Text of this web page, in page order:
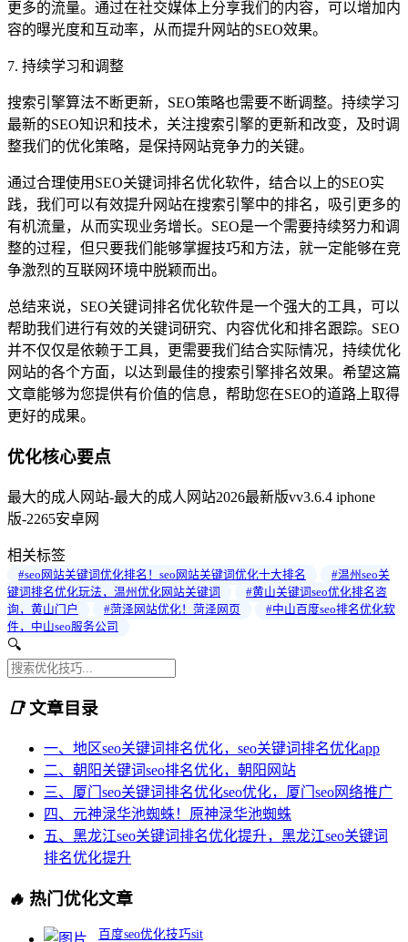
更多的流量。通过在社交媒体上分享我们的内容，可以增加内
容的曝光度和互动率，从而提升网站的SEO效果。
7. 持续学习和调整
搜索引擎算法不断更新，SEO策略也需要不断调整。持续学习
最新的SEO知识和技术，关注搜索引擎的更新和改变，及时调
整我们的优化策略，是保持网站竞争力的关键。
通过合理使用SEO关键词排名优化软件，结合以上的SEO实
践，我们可以有效提升网站在搜索引擎中的排名，吸引更多的
有机流量，从而实现业务增长。SEO是一个需要持续努力和调
整的过程，但只要我们能够掌握技巧和方法，就一定能够在竞
争激烈的互联网环境中脱颖而出。
总结来说，SEO关键词排名优化软件是一个强大的工具，可以
帮助我们进行有效的关键词研究、内容优化和排名跟踪。SEO
并不仅仅是依赖于工具，更需要我们结合实际情况，持续优化
网站的各个方面，以达到最佳的搜索引擎排名效果。希望这篇
文章能够为您提供有价值的信息，帮助您在SEO的道路上取得
更好的成果。
优化核心要点
最大的成人网站-最大的成人网站2026最新版vv3.6.4 iphone
版-2265安卓网
相关标签
#seo网站关键词优化排名！seo网站关键词优化十大排名
#温州seo关
键词排名优化玩法，温州优化网站关键词
#黄山关键词seo优化排名咨
询，黄山门户
#菏泽网站优化！菏泽网页
#中山百度seo排名优化软
件，中山seo服务公司
🔍
📑文章目录
一、地区seo关键词排名优化，seo关键词排名优化app
二、朝阳关键词seo排名优化，朝阳网站
三、厦门seo关键词排名优化seo优化，厦门seo网络推广
四、元神渌华池蜘蛛！原神渌华池蜘蛛
五、黑龙江seo关键词排名优化提升，黑龙江seo关键词
排名优化提升
🔥 热门优化文章
百度seo优化技巧sit